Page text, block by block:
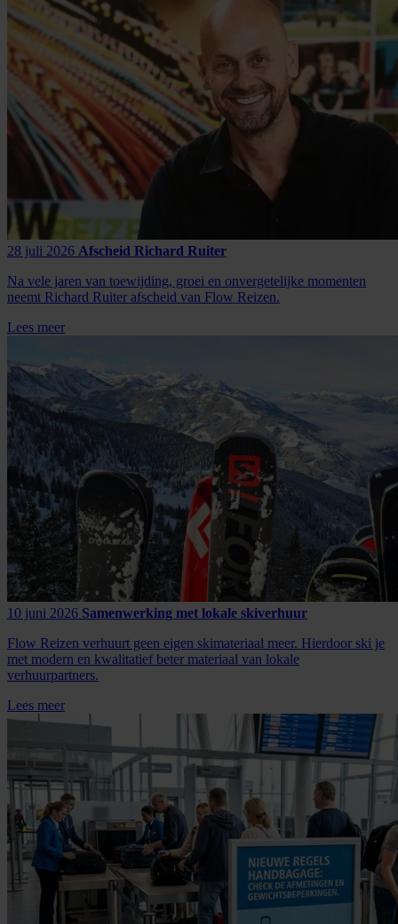
28 juli 2026 Afscheid Richard Ruiter
Na vele jaren van toewijding, groei en onvergetelijke momenten
neemt Richard Ruiter afscheid van Flow Reizen.
Lees meer
10 juni 2026 Samenwerking met lokale skiverhuur
Flow Reizen verhuurt geen eigen skimateriaal meer. Hierdoor ski je
met modern en kwalitatief beter materiaal van lokale
verhuurpartners.
Lees meer